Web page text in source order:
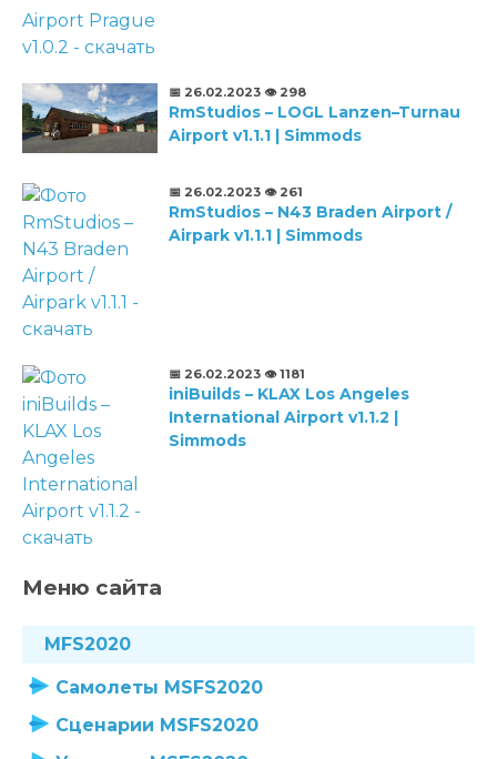
📅 26.02.2023 👁️ 298
RmStudios – LOGL Lanzen–Turnau
Airport v1.1.1 | Simmods
📅 26.02.2023 👁️ 261
RmStudios – N43 Braden Airport /
Airpark v1.1.1 | Simmods
📅 26.02.2023 👁️ 1181
iniBuilds – KLAX Los Angeles
International Airport v1.1.2 |
Simmods
Меню сайта
MFS2020
Самолеты MSFS2020
Сценарии MSFS2020